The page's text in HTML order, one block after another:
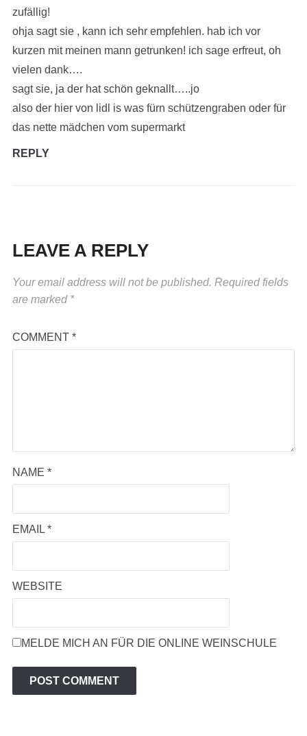
zufällig!
ohja sagt sie , kann ich sehr empfehlen. hab ich vor
kurzen mit meinen mann getrunken! ich sage erfreut, oh
vielen dank….
sagt sie, ja der hat schön geknallt…..jo
also der hier von lidl is was fürn schützengraben oder für
das nette mädchen vom supermarkt
REPLY
LEAVE A REPLY
Your email address will not be published. Required fields
are marked *
COMMENT *
NAME *
EMAIL *
WEBSITE
MELDE MICH AN FÜR DIE ONLINE WEINSCHULE